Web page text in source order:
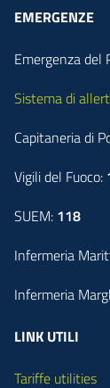
EMERGENZE
Emergenza del
Sistema di
Capitaneria di
Vigili del Fuoco:
SUEM: 118
Infermeria
Infermeria
LINK UTILI
Tariffe utilities